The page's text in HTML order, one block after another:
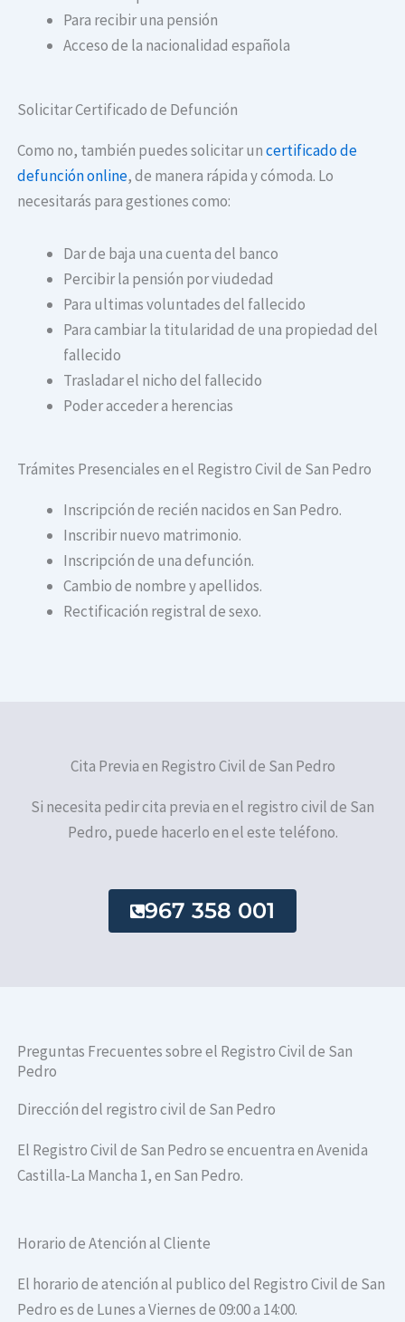
Para recibir una pensión
Acceso de la nacionalidad española
Solicitar Certificado de Defunción
Como no, también puedes solicitar uncertificado de
defunción online, de manera rápida y cómoda. Lo
necesitarás para gestiones como:
Dar de baja una cuenta del banco
Percibir la pensión por viudedad
Para ultimas voluntades del fallecido
Para cambiar la titularidad de una propiedad del
fallecido
Trasladar el nicho del fallecido
Poder acceder a herencias
Trámites Presenciales en el Registro Civil de San Pedro
Inscripción de recién nacidos en San Pedro.
Inscribir nuevo matrimonio.
Inscripción de una defunción.
Cambio de nombre y apellidos.
Rectificación registral de sexo.
Cita Previa en Registro Civil de San Pedro
Si necesita pedir cita previa en el registro civil de San
Pedro, puede hacerlo en el este teléfono.
967 358 001
Preguntas Frecuentes sobre el Registro Civil de San
Pedro
Dirección del registro civil de San Pedro
El Registro Civil de San Pedro se encuentra en Avenida
Castilla-La Mancha 1, en San Pedro.
Horario de Atención al Cliente
El horario de atención al publico del Registro Civil de San
Pedro es de Lunes a Viernes de 09:00 a 14:00.